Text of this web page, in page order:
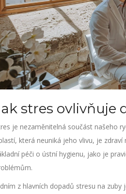
stres ovlivňuje
je nezaměnitelná součást našeho
která neuniká jeho vlivu, je
péči o ústní hygienu, jako je
z hlavních dopadů stresu na